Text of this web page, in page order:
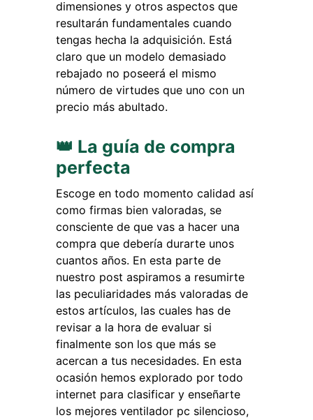
dimensiones y otros aspectos que
resultarán fundamentales cuando
tengas hecha la adquisición. Está
claro que un modelo demasiado
rebajado no poseerá el mismo
número de virtudes que uno con un
precio más abultado.
👑 La guía de compra
perfecta
Escoge en todo momento calidad así
como firmas bien valoradas, se
consciente de que vas a hacer una
compra que debería durarte unos
cuantos años. En esta parte de
nuestro post aspiramos a resumirte
las peculiaridades más valoradas de
estos artículos, las cuales has de
revisar a la hora de evaluar si
finalmente son los que más se
acercan a tus necesidades. En esta
ocasión hemos explorado por todo
internet para clasificar y enseñarte
los mejores ventilador pc silencioso,